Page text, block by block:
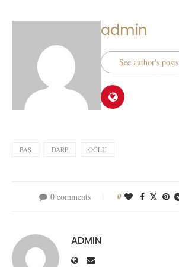
admin
See author's posts
BAŞ DARP OĞLU
0 comments 0
ADMIN